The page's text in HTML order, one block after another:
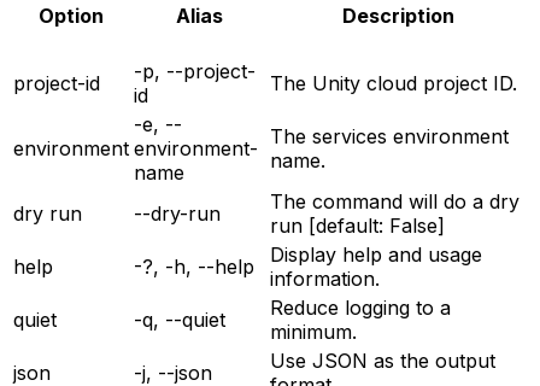
Option Alias Description
project-id
-p, --project-
id
The Unity cloud project ID.
environment
-e, --
environment-
name
The services environment
name.
dry run --dry-run
The command will do a dry
run [default: False]
help
-?, -h, --help
Display help and usage
information.
quiet
-q, --quiet
Reduce logging to a
minimum.
json
-j, --json
Use JSON as the output